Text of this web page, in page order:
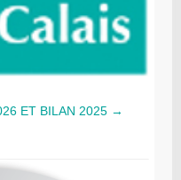
ET BILAN 2025 →